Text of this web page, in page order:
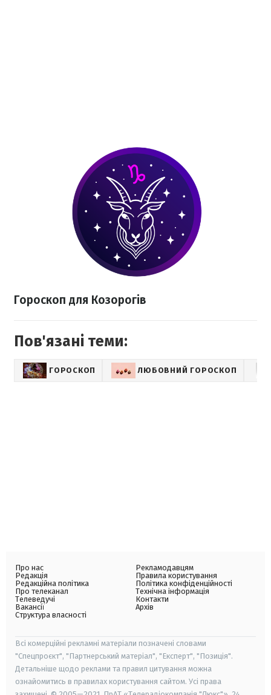
Гороскоп для Козорогів
Пов'язані теми:
ГОРОСКОП ЛЮБОВНИЙ ГОРОСКОП
Про нас
Редакція
Редакційна політика
Про телеканал
Телеведучі
Вакансії
Структура власності
Рекламодавцям
Правила користування
Політика конфіденційності
Технічна інформація
Контакти
Архів
Всі комерційні рекламні матеріали позначені словами
"Спецпроєкт", "Партнерський матеріал", "Експерт", "Позиція".
Детальніше щодо реклами та правил цитування можна
ознайомитись в правилах користування сайтом. Усі права